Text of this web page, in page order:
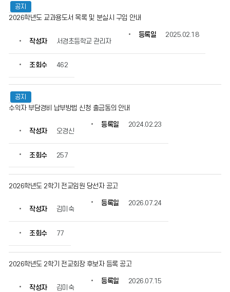
공지
2026학년도 교과용도서 목록 및 분실시 구입 안내
작성자 서경초등학교 관리자
등록일 2025.02.18
조회수 462
공지
수익자 부담경비 납부방법 신청 출금동의 안내
작성자 오경신
등록일 2024.02.23
조회수 257
2026학년도 2학기 전교임원 당선자 공고
작성자 김미숙
등록일 2026.07.24
조회수 77
2026학년도 2학기 전교회장 후보자 등록 공고
작성자 김미숙
등록일 2026.07.15